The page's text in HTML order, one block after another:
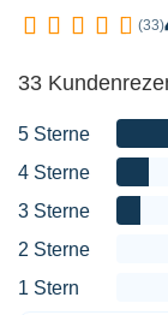
(33)
33
5 Sterne
4 Sterne
3 Sterne
2 Sterne
1 Stern